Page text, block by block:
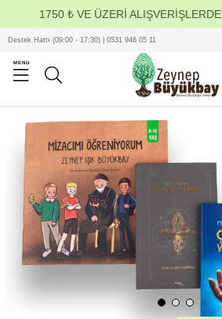
1750 ₺ VE ÜZERİ ALIŞVERİŞLERDE
MENU
Destek Hattı (09:00 - 17:30) | 0531 946 05 11